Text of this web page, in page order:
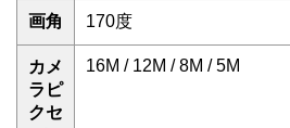
画角 170度
カメ
ラピ
クセ
16M / 12M / 8M / 5M